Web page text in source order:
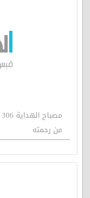
من رحمته